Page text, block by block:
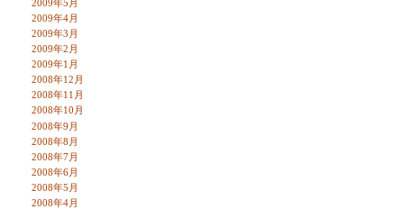
2009年5月
2009年4月
2009年3月
2009年2月
2009年1月
2008年12月
2008年11月
2008年10月
2008年9月
2008年8月
2008年7月
2008年6月
2008年5月
2008年4月